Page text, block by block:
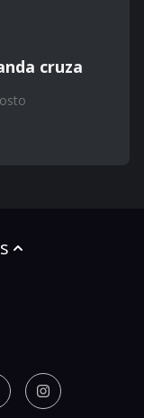
cruza